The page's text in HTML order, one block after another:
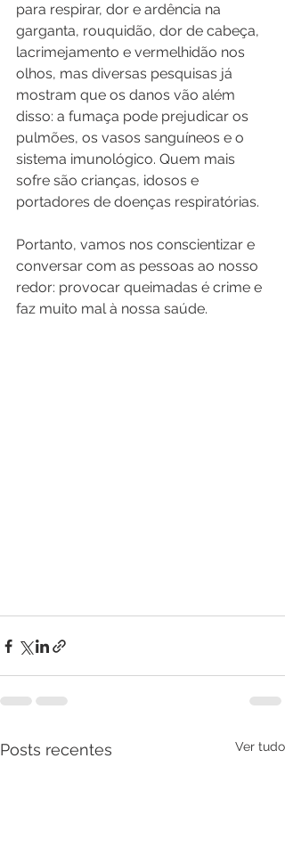
para respirar, dor e ardência na
garganta, rouquidão, dor de cabeça,
lacrimejamento e vermelhidão nos
olhos, mas diversas pesquisas já
mostram que os danos vão além
disso: a fumaça pode prejudicar os
pulmões, os vasos sanguíneos e o
sistema imunológico. Quem mais
sofre são crianças, idosos e
portadores de doenças respiratórias.
Portanto, vamos nos conscientizar e
conversar com as pessoas ao nosso
redor: provocar queimadas é crime e
faz muito mal à nossa saúde.
Posts recentes Ver tudo